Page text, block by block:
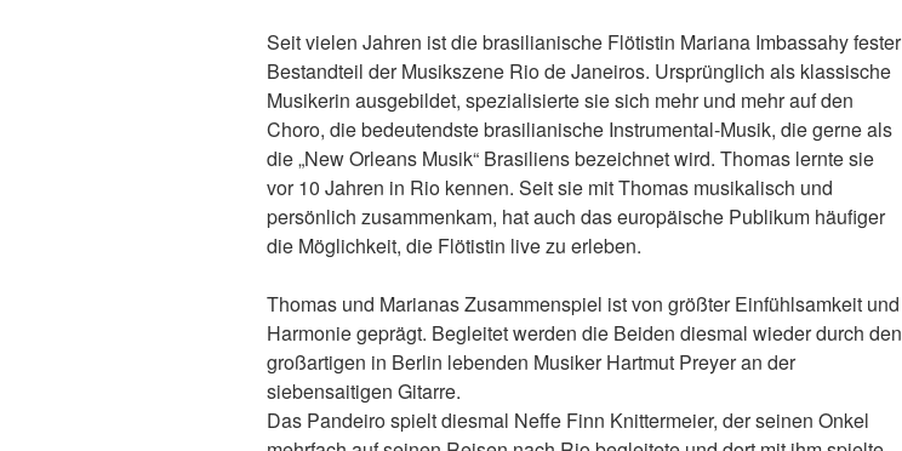
Seit vielen Jahren ist die brasilianische Flötistin Mariana Imbassahy fester
Bestandteil der Musikszene Rio de Janeiros. Ursprünglich als klassische
Musikerin ausgebildet, spezialisierte sie sich mehr und mehr auf den
Choro, die bedeutendste brasilianische Instrumental-Musik, die gerne als
die „New Orleans Musik“ Brasiliens bezeichnet wird. Thomas lernte sie
vor 10 Jahren in Rio kennen. Seit sie mit Thomas musikalisch und
persönlich zusammenkam, hat auch das europäische Publikum häufiger
die Möglichkeit, die Flötistin live zu erleben.
Thomas und Marianas Zusammenspiel ist von größter Einfühlsamkeit und
Harmonie geprägt. Begleitet werden die Beiden diesmal wieder durch den
großartigen in Berlin lebenden Musiker Hartmut Preyer an der
siebensaitigen Gitarre.
Das Pandeiro spielt diesmal Neffe Finn Knittermeier, der seinen Onkel